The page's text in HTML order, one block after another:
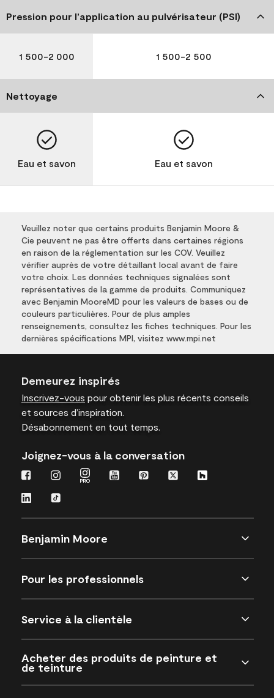
Pression pour l’application au pulvérisateur (PSI)
1 500-2 000 1 500-2 500
Nettoyage
Eau et savon Eau et savon
Veuillez noter que certains produits Benjamin Moore &
Cie peuvent ne pas être offerts dans certaines régions
en raison de la réglementation sur les COV. Veuillez
vérifier auprès de votre détaillant local avant de faire
votre choix. Les données techniques signalées sont
représentatives de la gamme de produits. Communiquez
avec Benjamin MooreMD pour les valeurs de bases ou de
couleurs particulières. Pour de plus amples
renseignements, consultez les fiches techniques. Pour les
dernières spécifications MPI, visitez www.mpi.net
Demeurez inspirés
Inscrivez-vous pour obtenir les plus récents conseils
et sources d’inspiration.
Désabonnement en tout temps.
Joignez-vous à la conversation
Benjamin Moore
Pour les professionnels
Service à la clientèle
Acheter des produits de peinture et
de teinture